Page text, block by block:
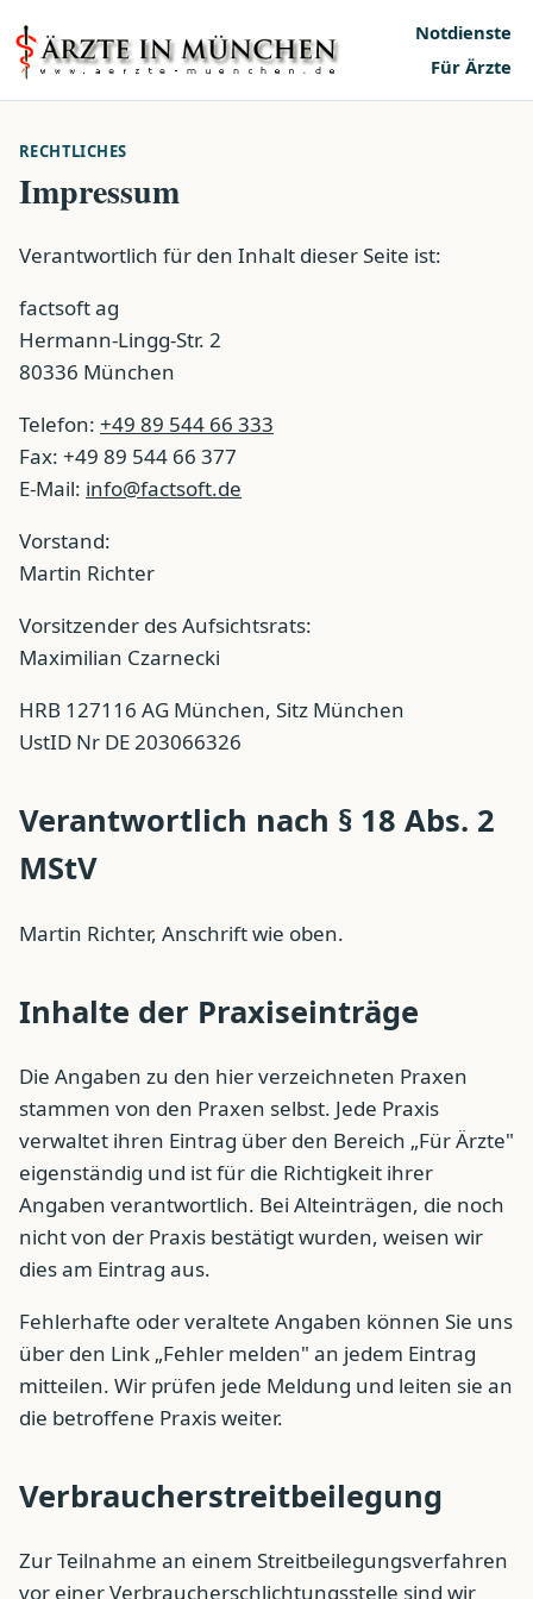
Notdienste
Für Ärzte
RECHTLICHES
Impressum
Verantwortlich für den Inhalt dieser Seite ist:
factsoft ag
Hermann-Lingg-Str. 2
80336 München
Telefon: +49 89 544 66 333
Fax: +49 89 544 66 377
E-Mail: info@factsoft.de
Vorstand:
Martin Richter
Vorsitzender des Aufsichtsrats:
Maximilian Czarnecki
HRB 127116 AG München, Sitz München
UstID Nr DE 203066326
Verantwortlich nach § 18 Abs. 2
MStV
Martin Richter, Anschrift wie oben.
Inhalte der Praxiseinträge
Die Angaben zu den hier verzeichneten Praxen
stammen von den Praxen selbst. Jede Praxis
verwaltet ihren Eintrag über den Bereich „Für Ärzte"
eigenständig und ist für die Richtigkeit ihrer
Angaben verantwortlich. Bei Alteinträgen, die noch
nicht von der Praxis bestätigt wurden, weisen wir
dies am Eintrag aus.
Fehlerhafte oder veraltete Angaben können Sie uns
über den Link „Fehler melden" an jedem Eintrag
mitteilen. Wir prüfen jede Meldung und leiten sie an
die betroffene Praxis weiter.
Verbraucherstreitbeilegung
Zur Teilnahme an einem Streitbeilegungsverfahren
vor einer Verbraucherschlichtungsstelle sind wir